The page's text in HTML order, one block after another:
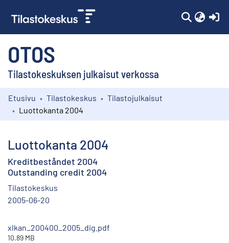
OTOS
Tilastokeskuksen julkaisut verkossa
Kokoelmat
Etusivu Tilastokeskus
Tilastojulkaisut
Luottokanta 2004
Luottokanta 2004
Kreditbeståndet 2004
Outstanding credit 2004
Tilastokeskus
2005-06-20
xlkan_200400_2005_dig.pdf
10.89 MB